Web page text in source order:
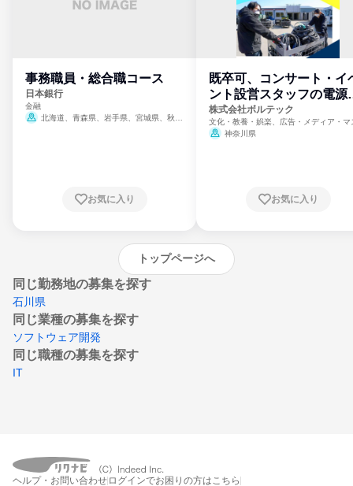
事務職員・総合職コース
日本銀行
金融
北海道、青森県、岩手県、宮城県、秋田
崎県、熊本県、大分県、宮崎県、鹿児島県、
お気に入り
既卒可、コンサート・イ
ント設営スタッフの電源
門
株式会社ボルテック
文化・教養・娯楽、広告・メディア・マ
ミ、電力・ガス・水道・エネルギー
神奈川県
お気に入り
トップページへ
同じ勤務地の募集を探す
石川県
同じ業種の募集を探す
ソフトウェア開発
同じ職種の募集を探す
IT
ヘルプ・お問い合わせ ログインでお困りの方はこちら